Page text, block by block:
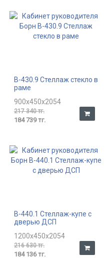
В-430.9 Стеллаж стекло в
раме
900x450x2054
217 340 тг.
184 739 тг.
В-440.1 Стеллаж-купе с
дверью ДСП
1200x450x2054
216 630 тг.
184 136 тг.